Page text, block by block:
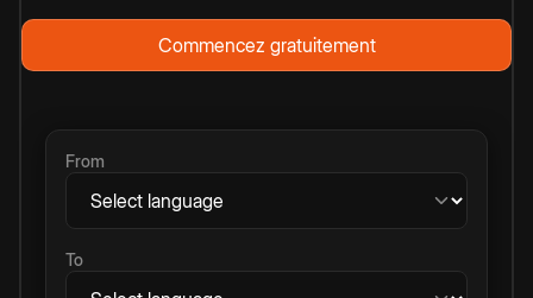
Commencez gratuitement
From
To